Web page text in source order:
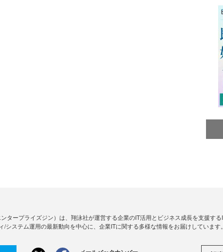
ンタープライズジン）は、翔泳社が運営する企業のIT活用とビジネス成長を支援す
/システム運用の最新動向を中心に、企業ITに関する多様な情報をお届けしています。